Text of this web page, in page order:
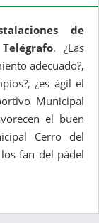
de
. ¿Las
adecuado?,
¿es ágil el
Municipal
el buen
Cerro del
fan del pádel